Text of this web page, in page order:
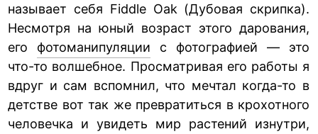
называет себя Fiddle Oak (Дубовая скрипка).
Несмотря на юный возраст этого дарования,
его фотоманипуляции с фотографией — это
что-то волшебное. Просматривая его работы я
вдруг и сам вспомнил, что мечтал когда-то в
детстве вот так же превратиться в крохотного
человечка и увидеть мир растений изнутри,